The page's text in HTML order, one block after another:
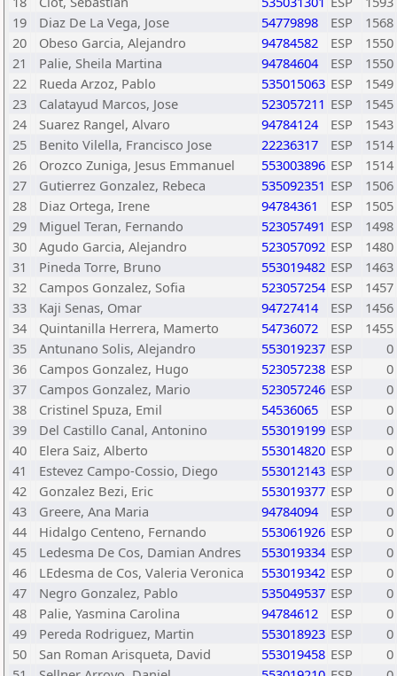
19
Diaz De La Vega, Jose 54779898 ESP
1568
20
Obeso Garcia, Alejandro 94784582 ESP
1550
21
Palie, Sheila Martina 94784604 ESP
1550
22
Rueda Arzoz, Pablo 535015063 ESP
1549
23
Calatayud Marcos, Jose 523057211 ESP
1545
24
Suarez Rangel, Alvaro 94784124 ESP
1543
25
Benito Vilella, Francisco Jose 22236317 ESP
1514
26
Orozco Zuniga, Jesus Emmanuel 553003896 ESP
1514
27
Gutierrez Gonzalez, Rebeca 535092351 ESP
1506
28
Diaz Ortega, Irene 94784361 ESP
1505
29
Miguel Teran, Fernando 523057491 ESP
1498
30
Agudo Garcia, Alejandro 523057092 ESP
1480
31
Pineda Torre, Bruno 553019482 ESP
1463
32
Campos Gonzalez, Sofia 523057254 ESP
1457
33
Kaji Senas, Omar 94727414 ESP
1456
34
Quintanilla Herrera, Mamerto 54736072 ESP
1455
35
Antunano Solis, Alejandro 553019237 ESP
0
36
Campos Gonzalez, Hugo 523057238 ESP
0
37
Campos Gonzalez, Mario 523057246 ESP
0
38
Cristinel Spuza, Emil 54536065 ESP
0
39
Del Castillo Canal, Antonino 553019199 ESP
0
40
Elera Saiz, Alberto 553014820 ESP
0
41
Estevez Campo-Cossio, Diego 553012143 ESP
0
42
Gonzalez Bezi, Eric 553019377 ESP
0
43
Greere, Ana Maria 94784094 ESP
0
44
Hidalgo Centeno, Fernando 553061926 ESP
0
45
Ledesma De Cos, Damian Andres 553019334 ESP
0
46
LEdesma de Cos, Valeria Veronica 553019342 ESP
0
47
Negro Gonzalez, Pablo 535049537 ESP
0
48
Palie, Yasmina Carolina 94784612 ESP
0
49
Pereda Rodriguez, Martin 553018923 ESP
0
50
San Roman Arisqueta, David 553019458 ESP
0